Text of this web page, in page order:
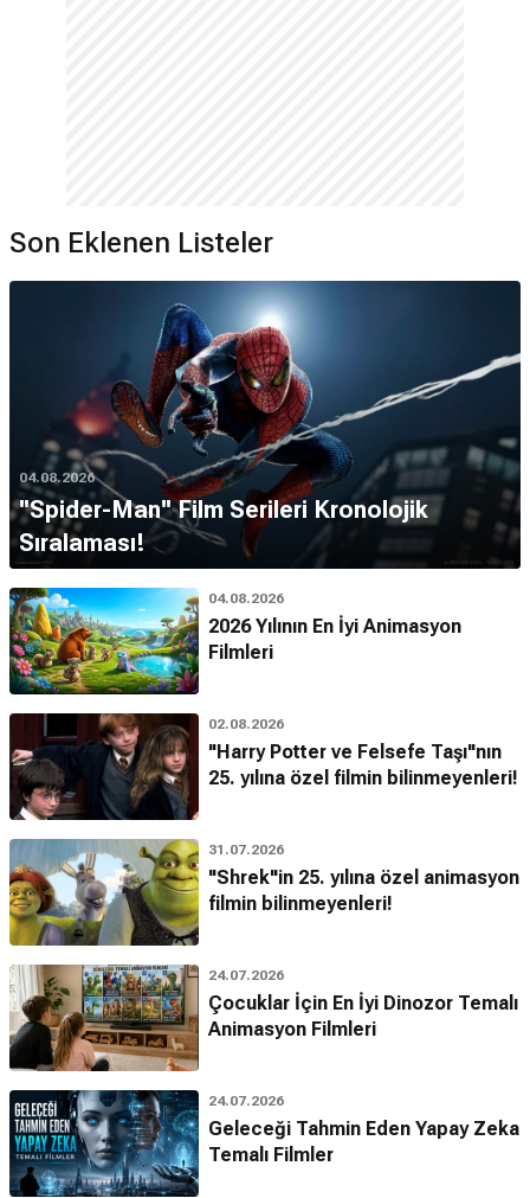
Son Eklenen Listeler
04.08.2026
''Spider-Man'' Film Serileri Kronolojik
Sıralaması!
04.08.2026
2026 Yılının En İyi Animasyon
Filmleri
02.08.2026
"Harry Potter ve Felsefe Taşı"nın
25. yılına özel filmin bilinmeyenleri!
31.07.2026
"Shrek"in 25. yılına özel animasyon
filmin bilinmeyenleri!
24.07.2026
Çocuklar İçin En İyi Dinozor Temalı
Animasyon Filmleri
24.07.2026
Geleceği Tahmin Eden Yapay Zeka
Temalı Filmler